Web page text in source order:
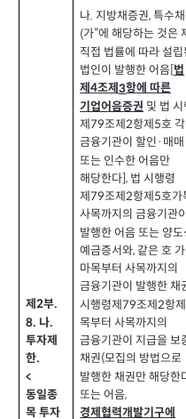
제2부.
8. 나.
투자제
한.
<
동일종
목 투자
나. 지방채증권,특수
(가”에 해당하는 것은
직접 법률에 따라 설립
법인이 발행한 어음 법
제4조제3항에 따른
기업어음증권 및 법 시
제 79조제2항제 5호
금융기관이 할인· 매매
또는 인수한 어음만
해당한다 ], 법 시행령
제 79조제2항제 5호가
사목까지의 금융기관이
발행한 어음 또는 양도
예금증서와, 같은 호
마목부터 사목까지의
금융기관이 발행한 채
시행령제79조제2항제
목부터 사목까지의
금융기관이 지급을 보
채권(모집의 방법으로
발행한 채권만 해당한
또는 어음,
경제협력개발기구에